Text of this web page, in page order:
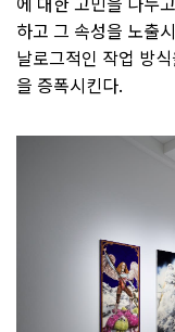
하고 그 속성을 노출
날로그적인 작업 방
을 증폭시킨다.